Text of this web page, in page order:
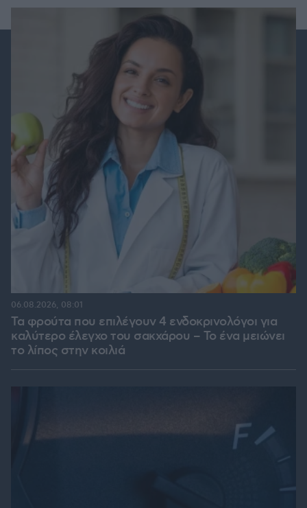
Τα φρούτα που επιλέγουν 4 ενδοκρινολόγοι για
καλύτερο έλεγχο του σακχάρου – Το ένα μειώνει
το λίπος στην κοιλιά
06.08.2026, 08:01